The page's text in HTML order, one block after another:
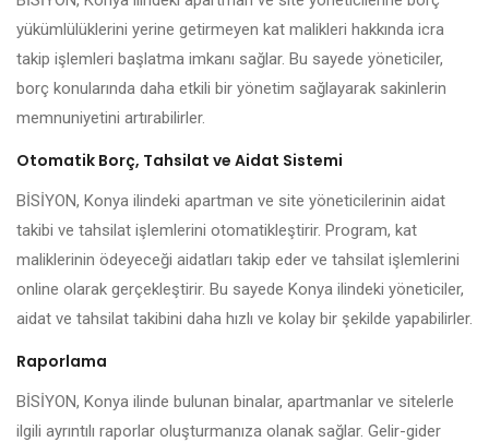
yükümlülüklerini yerine getirmeyen kat malikleri hakkında icra
takip işlemleri başlatma imkanı sağlar. Bu sayede yöneticiler,
borç konularında daha etkili bir yönetim sağlayarak sakinlerin
memnuniyetini artırabilirler.
Otomatik Borç, Tahsilat ve Aidat Sistemi
BİSİYON, Konya ilindeki apartman ve site yöneticilerinin aidat
takibi ve tahsilat işlemlerini otomatikleştirir. Program, kat
maliklerinin ödeyeceği aidatları takip eder ve tahsilat işlemlerini
online olarak gerçekleştirir. Bu sayede Konya ilindeki yöneticiler,
aidat ve tahsilat takibini daha hızlı ve kolay bir şekilde yapabilirler.
Raporlama
BİSİYON, Konya ilinde bulunan binalar, apartmanlar ve sitelerle
ilgili ayrıntılı raporlar oluşturmanıza olanak sağlar. Gelir-gider